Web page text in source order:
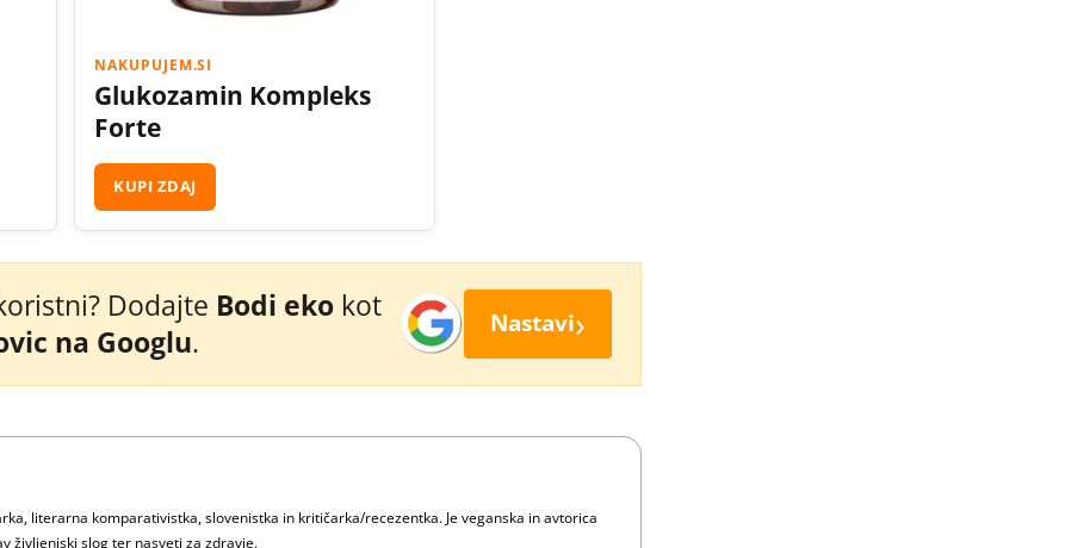
NAKUPUJEM.SI
Glukozamin Kompleks
Forte
KUPI ZDAJ
Dodajte Bodi eko kot
na Googlu. Nastavi›
literarna komparativistka, slovenistka in kritičarka/recezentka. Je veganska in avtorica
življenjski slog ter nasveti za zdravje.